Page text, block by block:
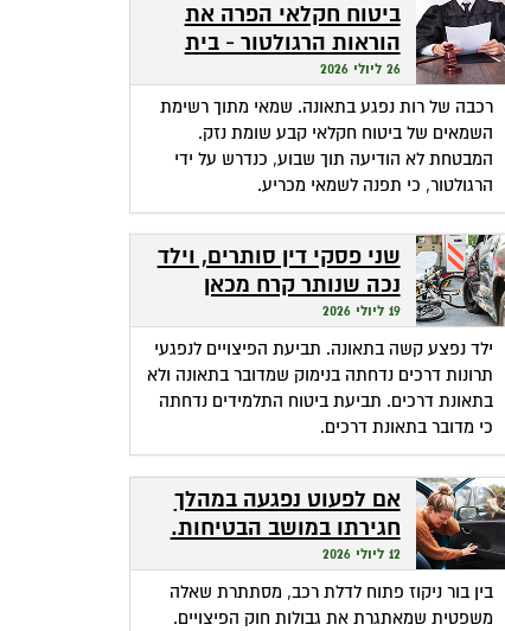
ביטוח חקלאי הפרה את
הוראות הרגולטור - בית
המשפט חילץ אותה
26 ליולי 2026
רכבה של רות נפגע בתאונה. שמאי מתוך רשימת
השמאים של ביטוח חקלאי קבע שומת נזק.
המבטחת לא הודיעה תוך שבוע, כנדרש על ידי
הרגולטור, כי תפנה לשמאי מכריע.
שני פסקי דין סותרים, וילד
נכה שנותר קרח מכאן
ומכאן
19 ליולי 2026
ילד נפצע קשה בתאונה. תביעת הפיצויים לנפגעי
תרונות דרכים נדחתה בנימוק שמדובר בתאונה ולא
בתאונת דרכים. תביעת ביטוח התלמידים נדחתה
כי מדובר בתאונת דרכים.
אם לפעוט נפגעה במהלך
חגירתו במושב הבטיחות.
האם זכאית לפיצויים?
12 ליולי 2026
בין בור ניקוז פתוח לדלת רכב, מסתתרת שאלה
משפטית שמאתגרת את גבולות חוק הפיצויים.